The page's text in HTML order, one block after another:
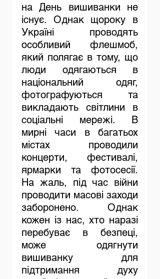
на День вишиванки не
існує. Однак щороку в
Україні проводять
особливий флешмоб,
який полягає в тому, що
люди одягаються в
національний одяг,
фотографуються та
викладають світлини в
соціальні мережі. В
мирні часи в багатьох
містах проводили
концерти, фестивалі,
ярмарки та фотосесії.
На жаль, під час війни
проводити масові заходи
заборонено. Однак
кожен із нас, хто наразі
перебуває в безпеці,
може одягнути
вишиванку для
підтримання духу